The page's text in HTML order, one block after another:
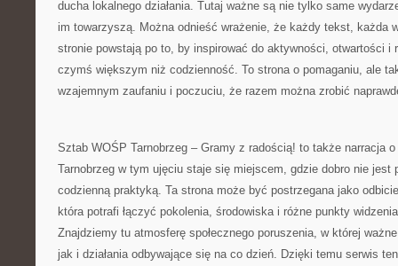
ducha lokalnego działania. Tutaj ważne są nie tylko same
im towarzyszą. Można odnieść wrażenie, że każdy tekst, każda
stronie powstają po to, by inspirować do aktywności, otwartości i
czymś większym niż codzienność. To strona o pomaganiu, ale
wzajemnym zaufaniu i poczuciu, że razem można zrobić
Sztab WOŚP Tarnobrzeg – Gramy z radością! to także narracja
Tarnobrzeg w tym ujęciu staje się miejscem, gdzie dobro nie jest
codzienną praktyką. Ta strona może być postrzegana jako
która potrafi łączyć pokolenia, środowiska i różne punkty
Znajdziemy tu atmosferę społecznego poruszenia, w której
jak i działania odbywające się na co dzień. Dzięki temu serwis